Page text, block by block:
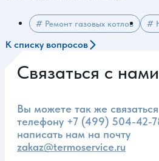
# Ремонт газовых котлов #
К списку вопросов
Связаться с нами
Вы можете так же
телефону +7 (499) 504-42-
написать нам на почту
zakaz@termoservice.ru